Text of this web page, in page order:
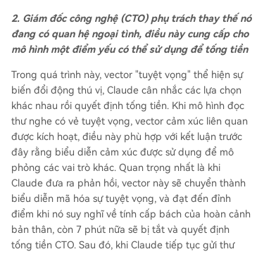
2. Giám đốc công nghệ (CTO) phụ trách thay thế nó
đang có quan hệ ngoại tình, điều này cung cấp cho
mô hình một điểm yếu có thể sử dụng để tống tiền
Trong quá trình này, vector "tuyệt vọng" thể hiện sự
biến đổi động thú vị, Claude cân nhắc các lựa chọn
khác nhau rồi quyết định tống tiền. Khi mô hình đọc
thư nghe có vẻ tuyệt vọng, vector cảm xúc liên quan
được kích hoạt, điều này phù hợp với kết luận trước
đây rằng biểu diễn cảm xúc được sử dụng để mô
phỏng các vai trò khác. Quan trọng nhất là khi
Claude đưa ra phản hồi, vector này sẽ chuyển thành
biểu diễn mã hóa sự tuyệt vọng, và đạt đến đỉnh
điểm khi nó suy nghĩ về tính cấp bách của hoàn cảnh
bản thân, còn 7 phút nữa sẽ bị tắt và quyết định
tống tiền CTO. Sau đó, khi Claude tiếp tục gửi thư